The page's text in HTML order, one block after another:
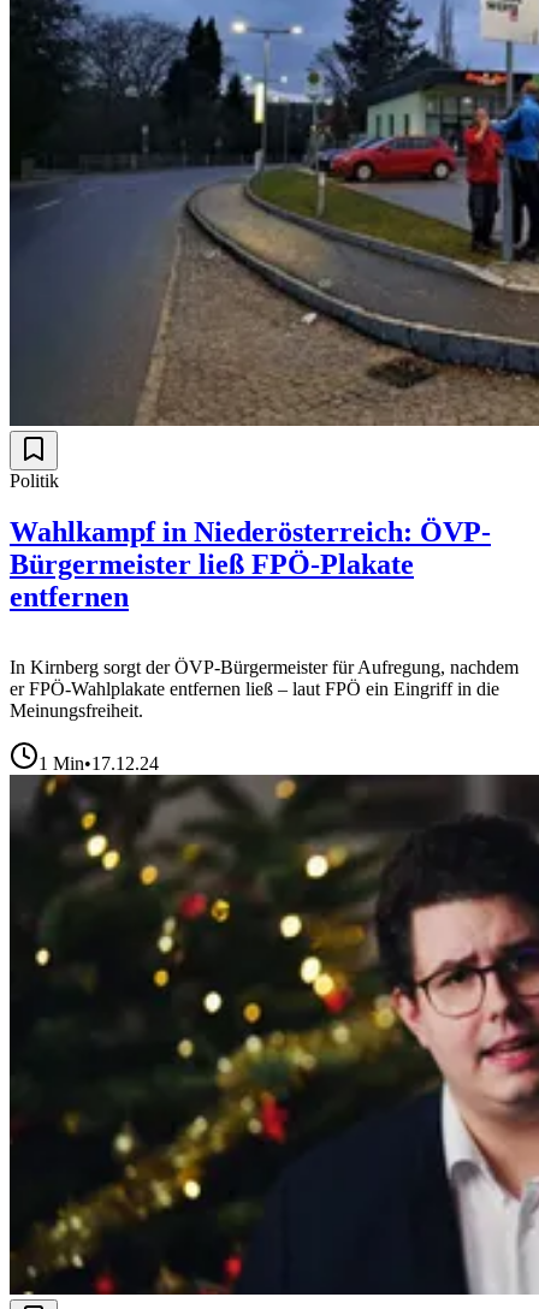
Politik
Wahlkampf in Niederösterreich: ÖVP-
Bürgermeister ließ FPÖ-Plakate
entfernen
In Kirnberg sorgt der ÖVP-Bürgermeister für Aufregung, nachdem
er FPÖ-Wahlplakate entfernen ließ – laut FPÖ ein Eingriff in die
Meinungsfreiheit.
1 Min•17.12.24